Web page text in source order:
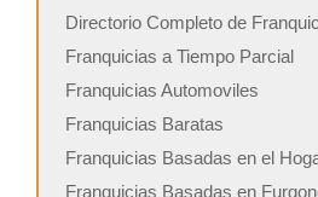
Directorio Completo de
Franquicias a Tiempo Parcial
Franquicias Automoviles
Franquicias Baratas
Franquicias Basadas en el
Franquicias Basadas en